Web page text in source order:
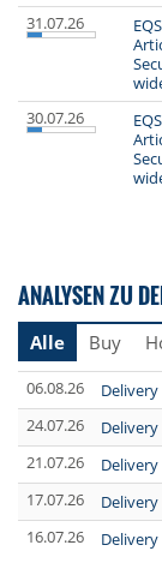
31.07.26
30.07.26
ANALYSEN ZU
Alle Buy
06.08.26
24.07.26
21.07.26
17.07.26
16.07.26